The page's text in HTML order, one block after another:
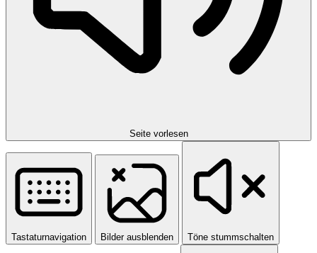
Seite vorlesen
Tastaturnavigation Bilder ausblenden Töne stummschalten